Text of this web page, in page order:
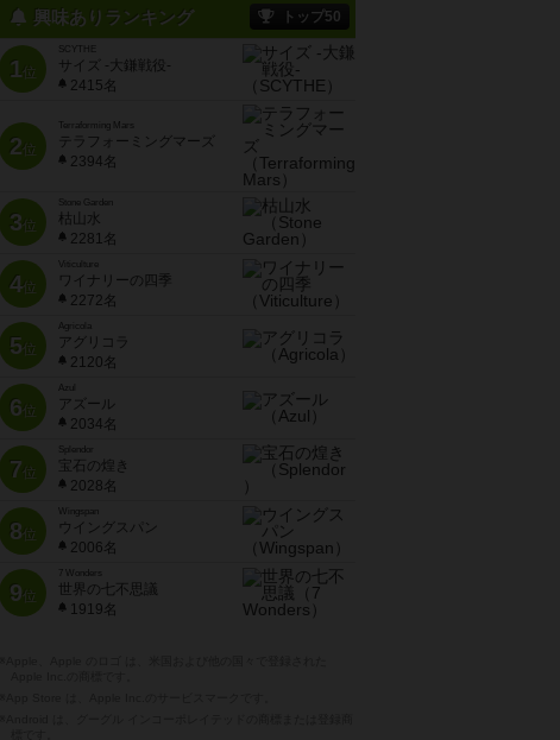
興味ありランキング トップ50
1位
SCYTHE
サイズ -大鎌戦役-
2415名
2位
Terraforming Mars
テラフォーミングマーズ
2394名
3位
Stone Garden
枯山水
2281名
4位
Viticulture
ワイナリーの四季
2272名
5位
Agricola
アグリコラ
2120名
6位
Azul
アズール
2034名
7位
宝石の煌き
2028名
8位
Wingspan
ウイングスパン
2006名
9位
7 Wonders
世界の七不思議
1919名